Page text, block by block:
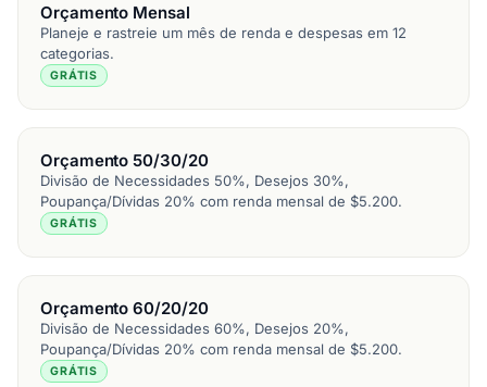
Orçamento Mensal
Planeje e rastreie um mês de renda e despesas em 12
categorias.
GRÁTIS
Orçamento 50/30/20
Divisão de Necessidades 50%, Desejos 30%,
Poupança/Dívidas 20% com renda mensal de $5.200.
GRÁTIS
Orçamento 60/20/20
Divisão de Necessidades 60%, Desejos 20%,
Poupança/Dívidas 20% com renda mensal de $5.200.
GRÁTIS